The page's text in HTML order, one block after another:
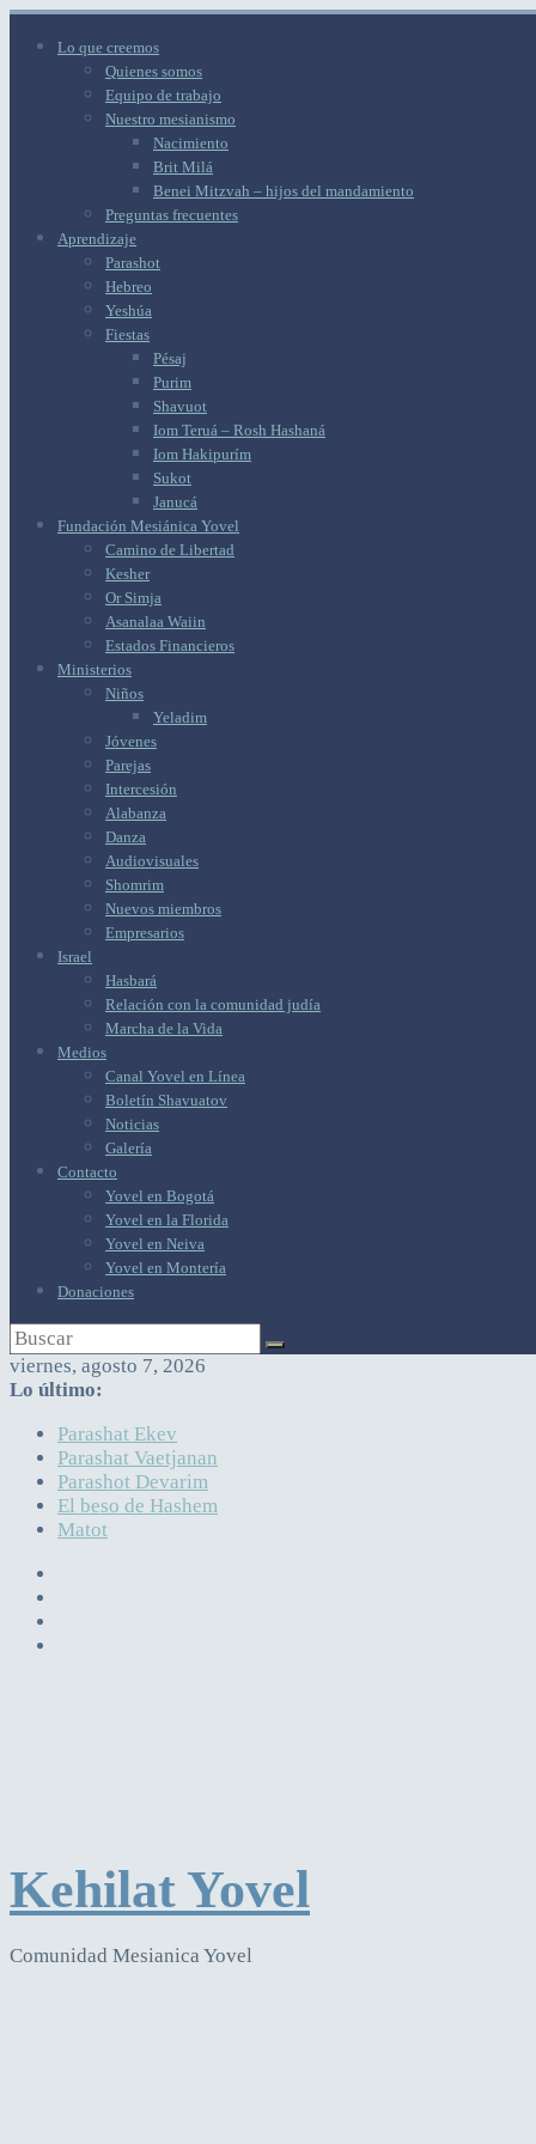
Lo que creemos
Quienes somos
Equipo de trabajo
Nuestro mesianismo
Nacimiento
Brit Milá
Benei Mitzvah – hijos del mandamiento
Preguntas frecuentes
Aprendizaje
Parashot
Hebreo
Yeshúa
Fiestas
Pésaj
Purim
Shavuot
Iom Teruá – Rosh Hashaná
Iom Hakipurím
Sukot
Janucá
Fundación Mesiánica Yovel
Camino de Libertad
Kesher
Or Simja
Asanalaa Waiin
Estados Financieros
Ministerios
Niños
Yeladim
Jóvenes
Parejas
Intercesión
Alabanza
Danza
Audiovisuales
Shomrim
Nuevos miembros
Empresarios
Israel
Hasbará
Relación con la comunidad judía
Marcha de la Vida
Medios
Canal Yovel en Línea
Boletín Shavuatov
Noticias
Galería
Contacto
Yovel en Bogotá
Yovel en la Florida
Yovel en Neiva
Yovel en Montería
Donaciones
viernes, agosto 7, 2026
Lo último:
Parashat Ekev
Parashat Vaetjanan
Parashot Devarim
El beso de Hashem
Matot
Kehilat Yovel
Comunidad Mesianica Yovel